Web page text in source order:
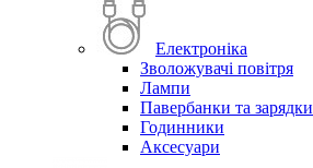
Електроніка
Зволожувачі повітря
Лампи
Павербанки та зарядки
Годинники
Аксесуари